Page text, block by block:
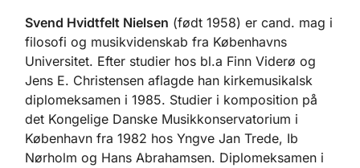
Svend Hvidtfelt Nielsen (født 1958) er cand. mag i
filosofi og musikvidenskab fra Københavns
Universitet. Efter studier hos bl.a Finn Viderø og
Jens E. Christensen aflagde han kirkemusikalsk
diplomeksamen i 1985. Studier i komposition på
det Kongelige Danske Musikkonservatorium i
København fra 1982 hos Yngve Jan Trede, Ib
Nørholm og Hans Abrahamsen. Diplomeksamen i